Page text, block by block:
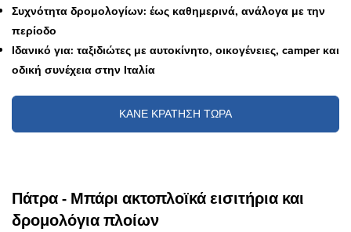
Συχνότητα δρομολογίων: έως καθημερινά, ανάλογα με την
περίοδο
Ιδανικό για: ταξιδιώτες με αυτοκίνητο, οικογένειες, camper και
οδική συνέχεια στην Ιταλία
ΚΑΝΕ ΚΡΑΤΗΣΗ ΤΩΡΑ
Πάτρα - Μπάρι ακτοπλοϊκά εισιτήρια και
δρομολόγια πλοίων